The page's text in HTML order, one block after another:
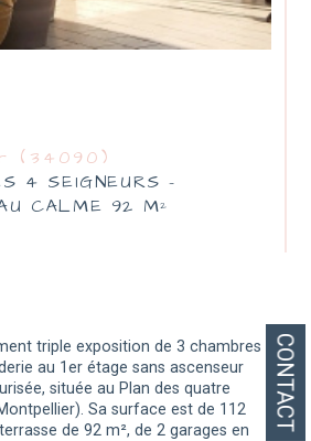
CONTACT
(34090)
4 SEIGNEURS -
CALME 92 M²
triple exposition de 3 chambres
au 1er étage sans ascenseur
située au Plan des quatre
Sa surface est de 112
de 92 m², de 2 garages en